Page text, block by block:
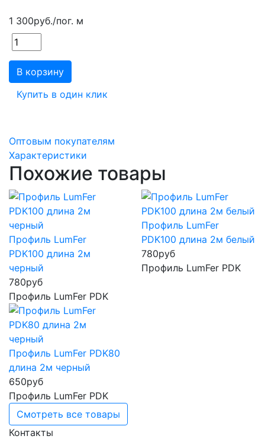
1 300руб./пог. м
В корзину
Купить в один клик
Оптовым покупателям
Характеристики
Похожие товары
Профиль LumFer
PDK100 длина 2м
черный
780руб
Профиль LumFer PDK
Профиль LumFer
PDK100 длина 2м белый
780руб
Профиль LumFer PDK
Профиль LumFer PDK80
длина 2м черный
650руб
Профиль LumFer PDK
Смотреть все товары
Контакты